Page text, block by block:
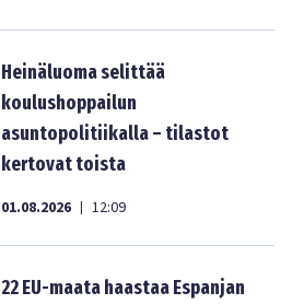
Heinäluoma selittää
koulushoppailun
asuntopolitiikalla – tilastot
kertovat toista
01.08.2026 | 12:09
22 EU-maata haastaa Espanjan